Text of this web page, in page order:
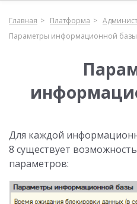
Главная Платформа
Параметры информационной базы
Для каждой
8 существует
параметров: